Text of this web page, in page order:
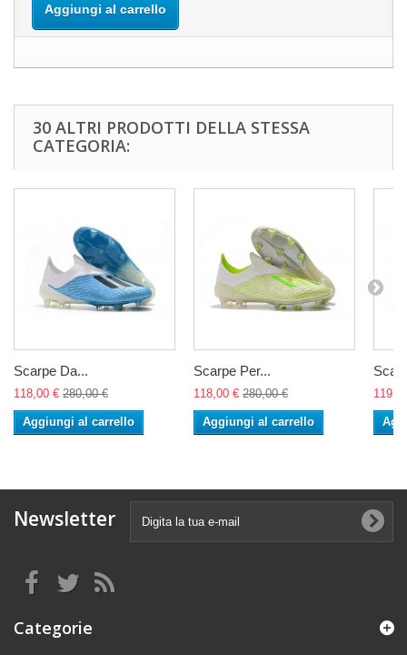
Aggiungi al carrello
30 ALTRI PRODOTTI DELLA STESSA
CATEGORIA:
Scarpe Da...
118,00 € 280,00 €
Aggiungi al carrello
Scarpe Per...
118,00 € 280,00 €
Aggiungi al carrello
Newsletter
Categorie